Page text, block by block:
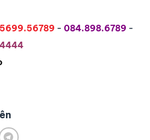
- 084.898.6789 -